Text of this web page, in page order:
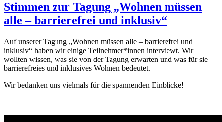
Stimmen zur Tagung „Wohnen müssen
alle – barrierefrei und inklusiv“
Auf unserer Tagung „Wohnen müssen alle – barrierefrei und
inklusiv“ haben wir einige Teilnehmer*innen interviewt. Wir
wollten wissen, was sie von der Tagung erwarten und was für sie
barrierefreies und inklusives Wohnen bedeutet.
Wir bedanken uns vielmals für die spannenden Einblicke!